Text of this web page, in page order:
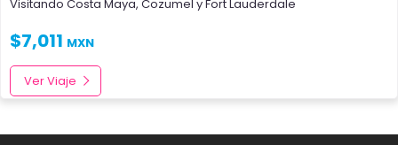
Visitando Costa Maya, Cozumel yFort Lauderdale
$7,011 MXN
Ver Viaje